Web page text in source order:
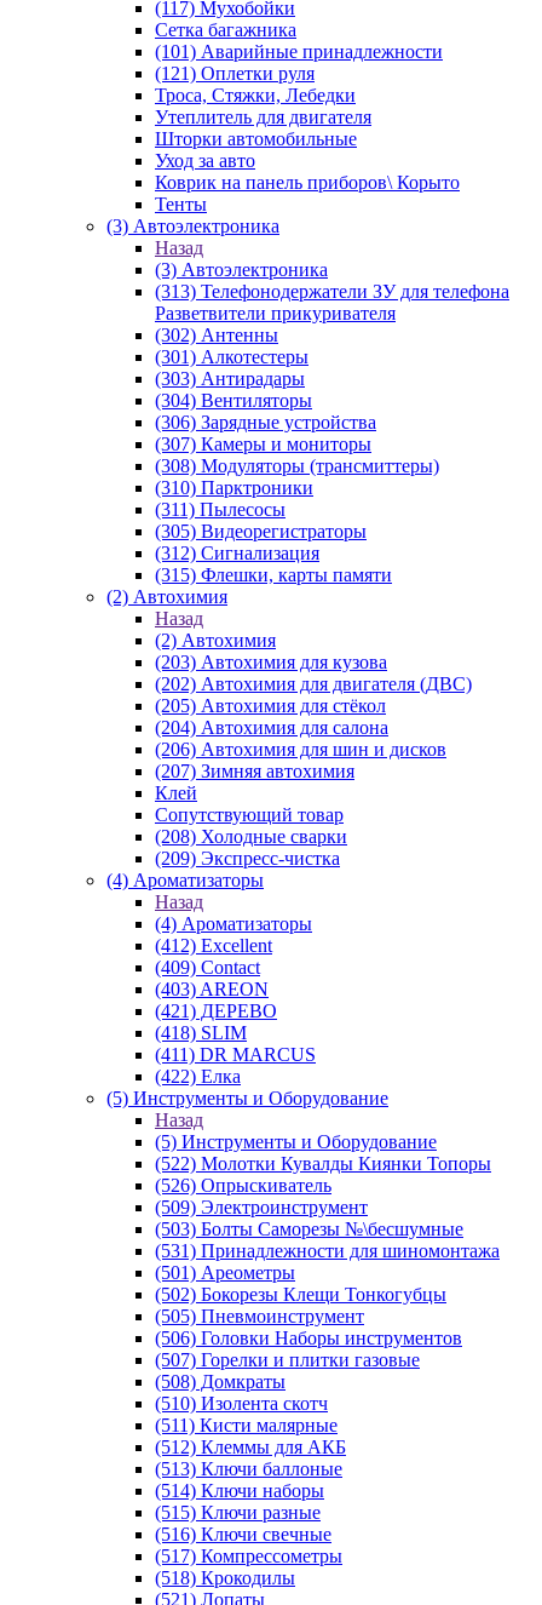
(117) Мухобойки
Сетка багажника
(101) Аварийные принадлежности
(121) Оплетки руля
Троса, Стяжки, Лебедки
Утеплитель для двигателя
Шторки автомобильные
Уход за авто
Коврик на панель приборов\ Корыто
Тенты
(3) Автоэлектроника
Назад
(3) Автоэлектроника
(313) Телефонодержатели ЗУ для телефона
Разветвители прикуривателя
(302) Антенны
(301) Алкотестеры
(303) Антирадары
(304) Вентиляторы
(306) Зарядные устройства
(307) Камеры и мониторы
(308) Модуляторы (трансмиттеры)
(310) Парктроники
(311) Пылесосы
(305) Видеорегистраторы
(312) Сигнализация
(315) Флешки, карты памяти
(2) Автохимия
Назад
(2) Автохимия
(203) Автохимия для кузова
(202) Автохимия для двигателя (ДВС)
(205) Автохимия для стёкол
(204) Автохимия для салона
(206) Автохимия для шин и дисков
(207) Зимняя автохимия
Клей
Сопутствующий товар
(208) Холодные сварки
(209) Экспреcс-чистка
(4) Ароматизаторы
Назад
(4) Ароматизаторы
(412) Excellent
(409) Contact
(403) AREON
(421) ДЕРЕВО
(418) SLIM
(411) DR MARCUS
(422) Елка
(5) Инструменты и Оборудование
Назад
(5) Инструменты и Оборудование
(522) Молотки Кувалды Киянки Топоры
(526) Опрыскиватель
(509) Электроинструмент
(503) Болты Саморезы №\бесшумные
(531) Принадлежности для шиномонтажа
(501) Ареометры
(502) Бокорезы Клещи Тонкогубцы
(505) Пневмоинструмент
(506) Головки Наборы инструментов
(507) Горелки и плитки газовые
(508) Домкраты
(510) Изолента скотч
(511) Кисти малярные
(512) Клеммы для АКБ
(513) Ключи баллоные
(514) Ключи наборы
(515) Ключи разные
(516) Ключи свечные
(517) Компрессометры
(518) Крокодилы
(521) Лопаты